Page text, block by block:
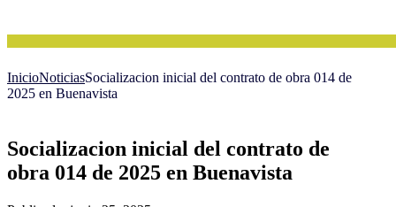
InicioNoticiasSocializacion inicial del contrato de obra 014 de
2025 en Buenavista
Socializacion inicial del contrato de
obra 014 de 2025 en Buenavista